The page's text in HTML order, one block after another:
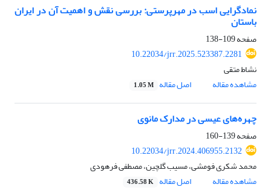
نمادگرایی اسب در مهرپرستی: بررسی نقش و اهمیت آن در ایران
باستان
صفحه109-138
10.22034/jrr.2025.523387.2281
نشاط متقی
مشاهده مقاله
اصل مقاله 1.05 M
چهره‌های عیسی در مدارک مانوی
صفحه139-160
10.22034/jrr.2024.406955.2132
محمد شکری فومشی، مسیب گلچین، مصطفی فرهودی
مشاهده مقاله
اصل مقاله 436.58 K